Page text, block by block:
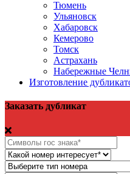
Тюмень
Ульяновск
Хабаровск
Кемерово
Томск
Астрахань
Набережные
Изготовление
Заказать дубликат